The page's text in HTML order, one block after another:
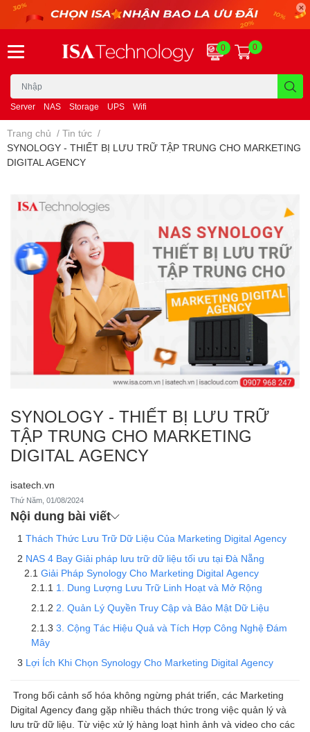
Server NAS Storage UPS Wifi
0 0
Trang chủ / Tin tức /
SYNOLOGY - THIẾT BỊ LƯU TRỮ TẬP TRUNG CHO MARKETING
DIGITAL AGENCY
SYNOLOGY - THIẾT BỊ LƯU TRỮ
TẬP TRUNG CHO MARKETING
DIGITAL AGENCY
isatech.vn
Thứ Năm, 01/08/2024
Nội dung bài viết
Thách Thức Lưu Trữ Dữ Liệu Của Marketing Digital Agency
NAS 4 Bay Giải pháp lưu trữ dữ liệu tối ưu tại Đà Nẵng
Giải Pháp Synology Cho Marketing Digital Agency
1. Dung Lượng Lưu Trữ Linh Hoạt và Mở Rộng
2. Quản Lý Quyền Truy Cập và Bảo Mật Dữ Liệu
3. Cộng Tác Hiệu Quả và Tích Hợp Công Nghệ Đám
Mây
Lợi Ích Khi Chọn Synology Cho Marketing Digital Agency
Trong bối cảnh số hóa không ngừng phát triển, các Marketing
Digital Agency đang gặp nhiều thách thức trong việc quản lý và
lưu trữ dữ liệu. Từ việc xử lý hàng loạt hình ảnh và video cho các